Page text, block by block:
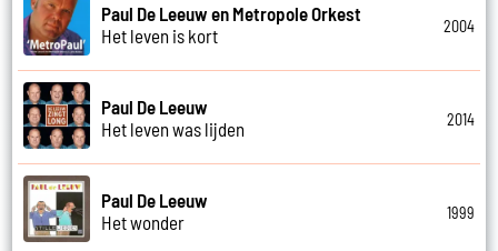
Paul De Leeuw en Metropole Orkest
Het leven is kort
2004
Paul De Leeuw
Het leven was lijden
2014
Paul De Leeuw
Het wonder
1999